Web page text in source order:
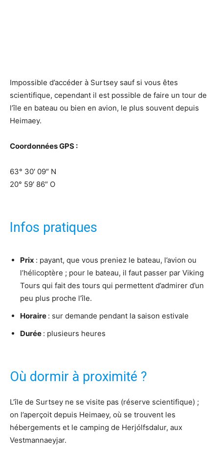
Impossible d’accéder à Surtsey sauf si vous êtes
scientifique, cependant il est possible de faire un tour de
l’île en bateau ou bien en avion, le plus souvent depuis
Heimaey.
Coordonnées GPS :
63° 30′ 09″ N
20° 59′ 86″ O
Infos pratiques
Prix : payant, que vous preniez le bateau, l’avion ou
l’hélicoptère ; pour le bateau, il faut passer par Viking
Tours qui fait des tours qui permettent d’admirer d’un
peu plus proche l’île.
Horaire : sur demande pendant la saison estivale
Durée : plusieurs heures
Où dormir à proximité ?
L’île de Surtsey ne se visite pas (réserve scientifique) ;
on l’aperçoit depuis Heimaey, où se trouvent les
hébergements et le camping de Herjólfsdalur, aux
Vestmannaeyjar.